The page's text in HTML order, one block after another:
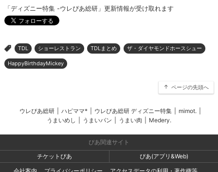
「ディズニー特集 -ウレぴあ総研」更新情報が受け取れます
> TDL ショーレストラン TDLまとめ ザ・ダイヤモンドホースシュー
HappyBirthdayMickey
ページの先頭へ
ウレぴあ総研 ハピママ* ウレぴあ総研 ディズニー特集 mimot.
うまいめし
うまいパン うまい肉 Medery.
ぴあ関連サイト
チケットぴあ
ぴあ(アプリ&Web)